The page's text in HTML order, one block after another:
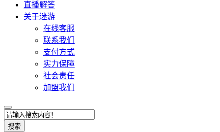
直播解答
关于迷游
在线客服
联系我们
支付方式
实力保障
社会责任
加盟我们
搜索